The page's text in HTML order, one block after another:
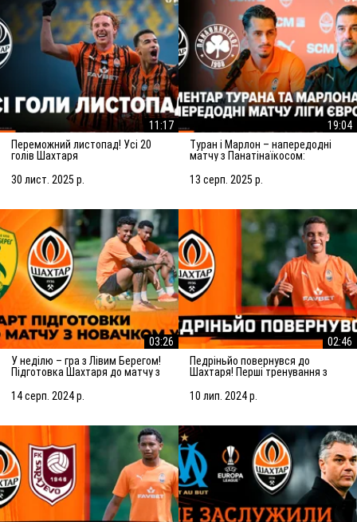
11:17
Переможний листопад! Усі 20
голів Шахтаря
30 лист. 2025 р.
19:04
Туран і Марлон – напередодні
матчу з Панатінаїкосом:
досягнення мети
13 серп. 2025 р.
03:26
У неділю – гра з Лівим Берегом!
Підготовка Шахтаря до матчу з
14 серп. 2024 р.
02:46
Педріньйо повернувся до
Шахтаря! Перші тренування з
10 лип. 2024 р.